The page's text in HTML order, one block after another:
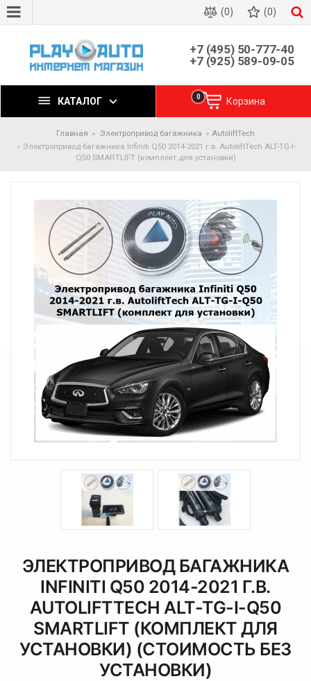
(0) (0)
+7 (495) 50-777-40
+7 (925) 589-09-05
КАТАЛОГ Корзина
0
Главная Электропривод багажника
AutoliftTech
Электропривод багажника Infiniti Q50 2014-2021 г.в. AutoliftTech ALT-TG-I-
Q50 SMARTLIFT (комплект для установки)
ЭЛЕКТРОПРИВОД БАГАЖНИКА
INFINITI Q50 2014-2021 Г.В.
AUTOLIFTTECH ALT-TG-I-Q50
SMARTLIFT (КОМПЛЕКТ ДЛЯ
УСТАНОВКИ) (СТОИМОСТЬ БЕЗ
УСТАНОВКИ)